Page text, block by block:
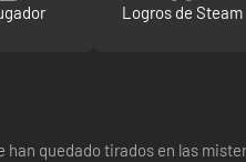
Logros de Steam
han quedado tirados en las